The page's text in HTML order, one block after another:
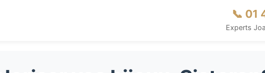
📞 01
Experts